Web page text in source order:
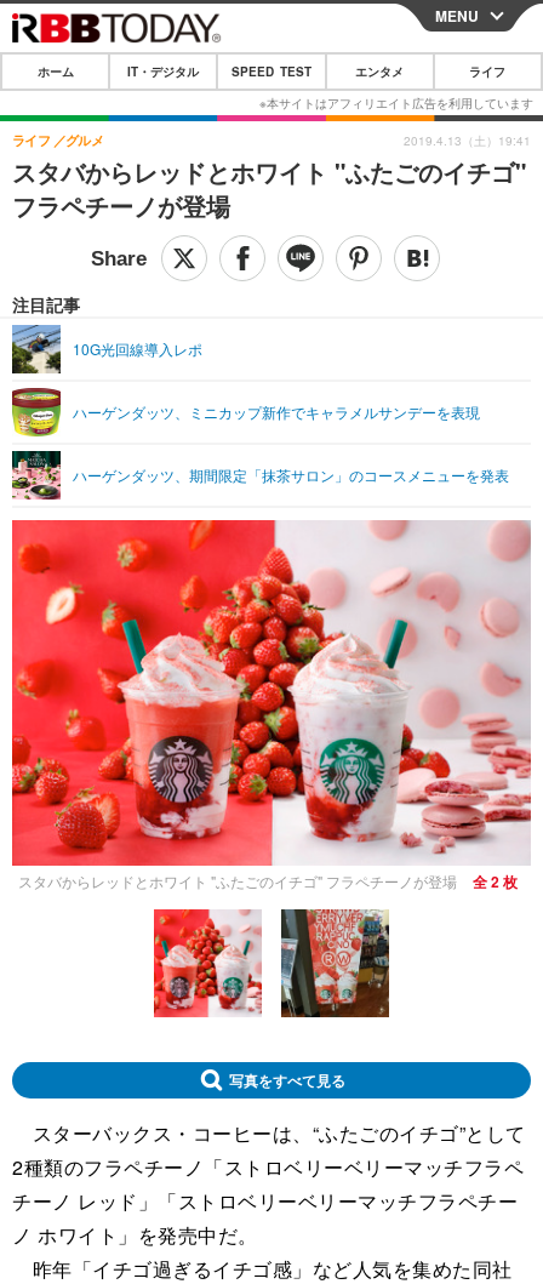
CLOSE
ホーム
IT・デジタル
IT・デジタルTOP スマートフォン
ショッピング その他
SPEED TEST
エンタメTOP 映画・ドラマ
グラビア ブログ
ショッピング その他
ライフTOP
リリース一覧
プッシュ通知の停止方法
MENU
ホーム IT・デジタル SPEED TEST エンタメ ライフ
スタバからレッドとホワイト "ふたごのイチゴ"
フラペチーノが登場
ライフ グルメ
注目記事
10G光回線導入レポ
ハーゲンダッツ、ミニカップ新作でキャラメルサンデーを表現
ハーゲンダッツ、期間限定「抹茶サロン」のコースメニューを発表
2019.4.13（土）19:41
スタバからレッドとホワイト "ふたごのイチゴ" フラペチーノが登場 全 2 枚
写真をすべて見る
スターバックス・コーヒーは、“ふたごのイチゴ”として
2種類のフラペチーノ「ストロベリーベリーマッチフラペ
チーノ レッド」「ストロベリーベリーマッチフラペチー
ノ ホワイト」を発売中だ。
昨年「イチゴ過ぎるイチゴ感」など人気を集めた同社